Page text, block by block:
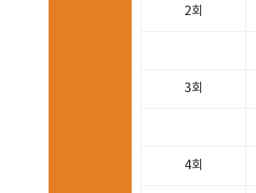
2회
3회
4회